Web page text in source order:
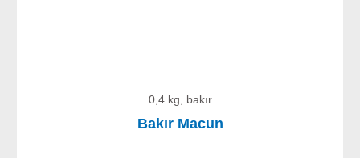
0,4 kg, bakır
Bakır Macun